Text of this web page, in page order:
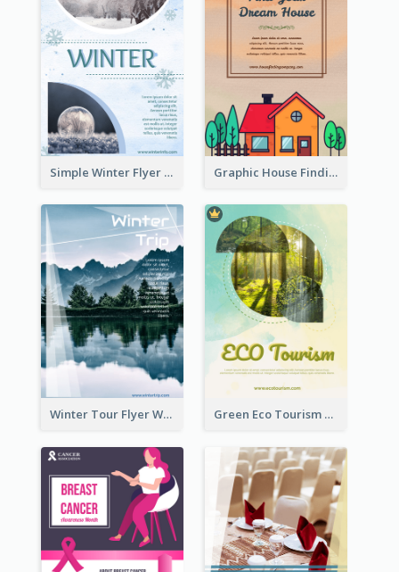
Simple Winter Flyer With Snow Decorations Graphic House Finding Flyer In Warm Colour Tone
Winter Tour Flyer With Photo Of Snow Mountain Green Eco Tourism Flyer With Photos Of Forest